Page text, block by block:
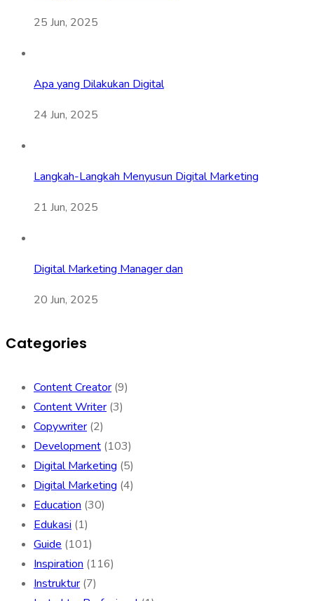
25 Jun, 2025
Apa yang Dilakukan Digital
24 Jun, 2025
Langkah-Langkah Menyusun Digital Marketing
21 Jun, 2025
Digital Marketing Manager dan
20 Jun, 2025
Categories
Content Creator (9)
Content Writer (3)
Copywriter (2)
Development (103)
Digital Marketing (5)
Digital Marketing (4)
Education (30)
Edukasi (1)
Guide (101)
Inspiration (116)
Instruktur (7)